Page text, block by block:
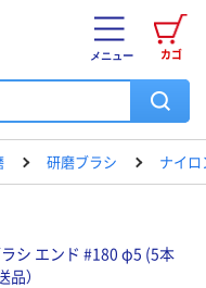
カゴ
メニュー
研磨ブラシ ナイ
シ エンド #180 φ5 (5本
）